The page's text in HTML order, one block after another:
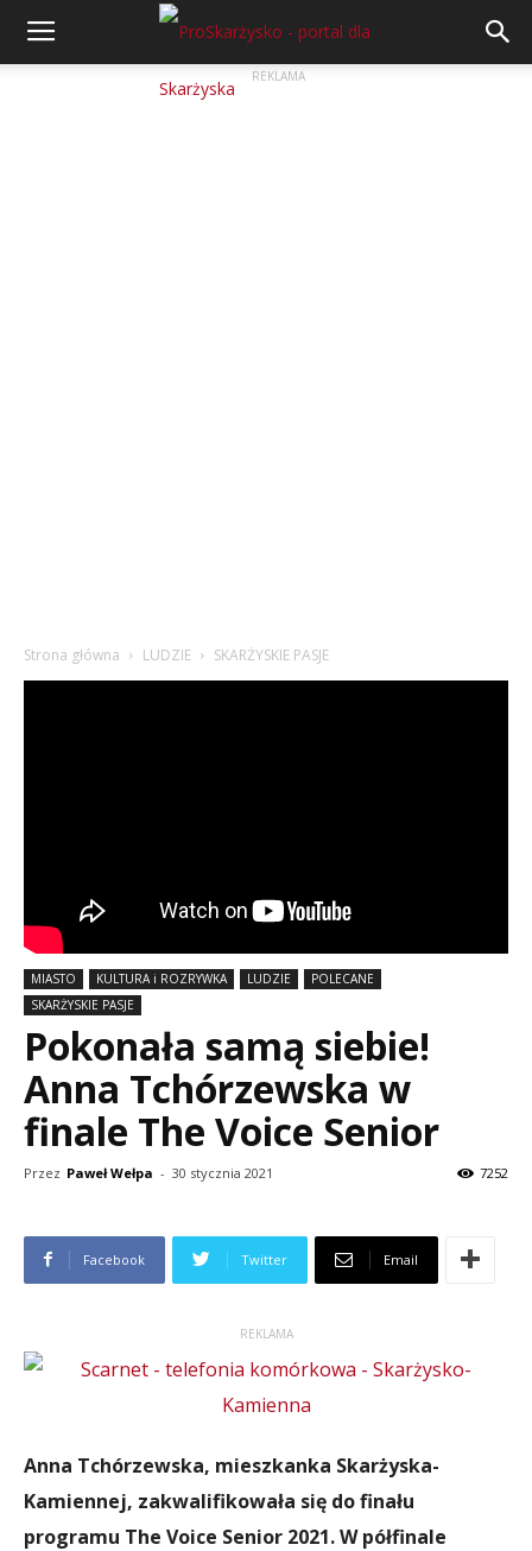
REKLAMA
Strona główna LUDZIE SKARŻYSKIE PASJE
MIASTO KULTURA i ROZRYWKA LUDZIE
POLECANE
SKARŻYSKIE PASJE
Pokonała samą siebie!
Anna Tchórzewska w
finale The Voice Senior
Przez Paweł Wełpa - 30 stycznia 2021 7252
Facebook Twitter Email
REKLAMA
Anna Tchórzewska, mieszkanka Skarżyska-
Kamiennej, zakwalifikowała się do finału
programu The Voice Senior 2021. W półfinale